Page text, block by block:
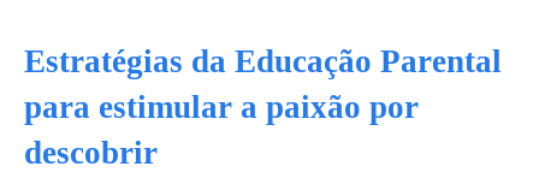
Estratégias da Educação Parental
para estimular a paixão por
descobrir